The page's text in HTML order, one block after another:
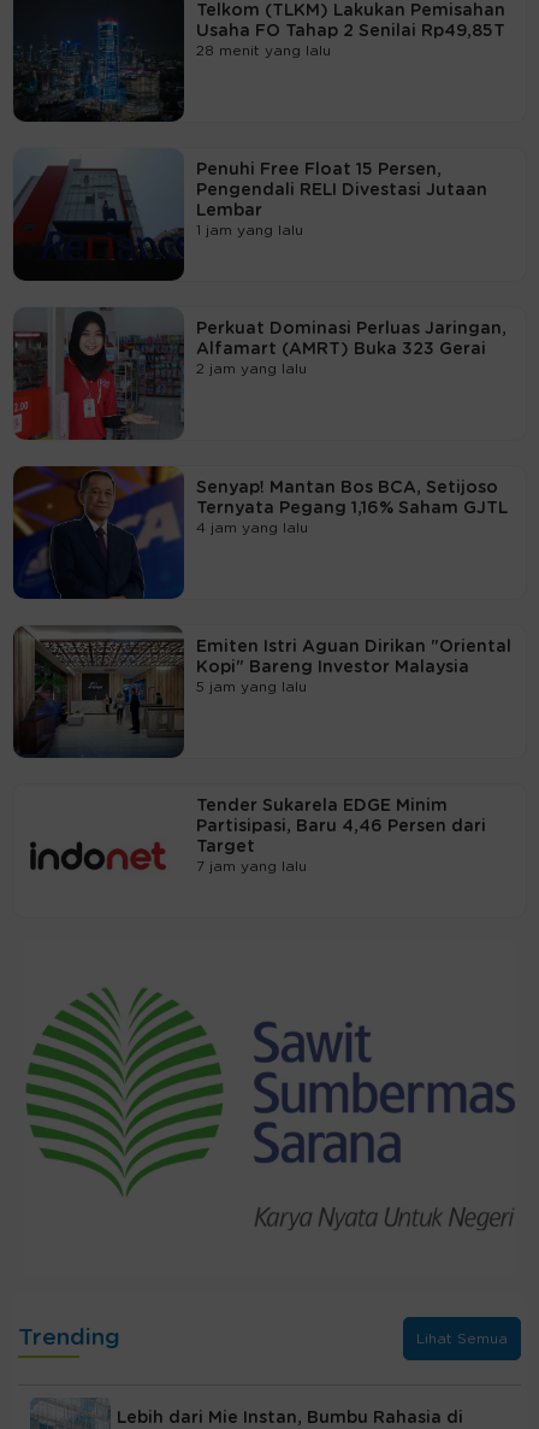
Telkom (TLKM) Lakukan Pemisahan
Usaha FO Tahap 2 Senilai Rp49,85T
28 menit yang lalu
Penuhi Free Float 15 Persen,
Pengendali RELI Divestasi Jutaan
Lembar
1 jam yang lalu
Perkuat Dominasi Perluas Jaringan,
Alfamart (AMRT) Buka 323 Gerai
2 jam yang lalu
Senyap! Mantan Bos BCA, Setijoso
Ternyata Pegang 1,16% Saham GJTL
4 jam yang lalu
Emiten Istri Aguan Dirikan "Oriental
Kopi" Bareng Investor Malaysia
5 jam yang lalu
Tender Sukarela EDGE Minim
Partisipasi, Baru 4,46 Persen dari
Target
7 jam yang lalu
Trending Lihat Semua
Lebih dari Mie Instan, Bumbu Rahasia di